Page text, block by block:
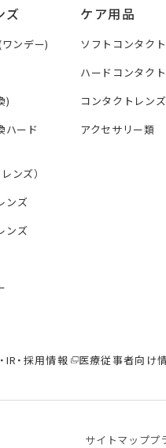
ズ
ンデー)
)
ハード
ンズ）
ンズ
ンズ
ケア用品
ソフトコンタク
ハードコンタク
コンタクトレン
アクセサリー類
IR・採用情報 医療従事者向け
サイトマッププ